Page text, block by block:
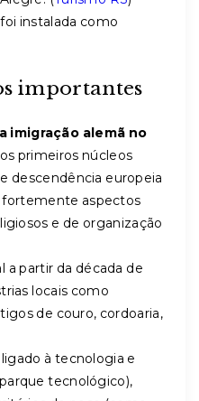
instalada como
importantes
imigração alemã no
primeiros núcleos
descendência europeia
fortemente aspectos
e de organização
partir da década de
locais como
de couro, cordoaria,
à tecnologia e
tecnológico),